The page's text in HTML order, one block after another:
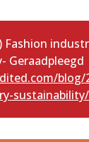
Fashion
Geraadpleegd
blog/
sustainability/